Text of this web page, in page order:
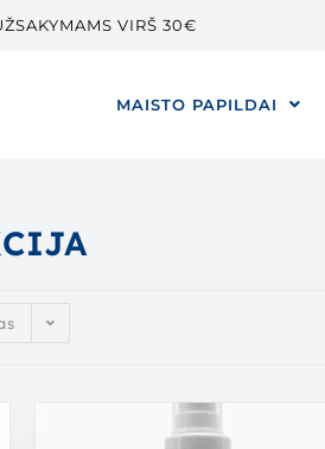
VIRŠ 30€
MAISTO PAPILDAI